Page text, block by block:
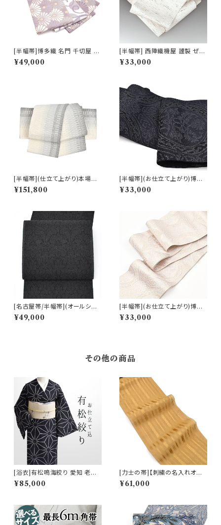
[半幅帯]博多織 名門 千切屋 謹
製 菊繋ぎ文様 リバーシブル 両
面柄 小袋 正絹 日本製(商品番
¥49,000
[半幅帯] 西陣織機屋 謹製 ぜん
まい紬 正絹 日本製(商品番号:1
7046)
¥33,000
[半幅帯](仕立て上がり)本場琉
球南風原 ロートン織 名門 丸正
織物 謹製『marumasa.fab』手
¥151,800
[半幅帯](お仕立て上がり)博多
織 名門 黒木織物 謹製 ダマスク
文様 正絹 麻 日本製(商品番号:
¥33,000
[名古屋帯/半幅帯](オールシー
ズン)西陣織機屋 謹製 墨黒 華
装飾文様 九寸帯 正絹 日本製
¥49,000
[半幅帯](お仕立て上がり)博多
織 名門 黒木織物 謹製 ダマスク
文様 正絹 麻 日本製(商品番号:
¥33,000
その他の商品
[浴衣]有松鳴海絞り 愛知 老舗
熊谷 謹製『滲月』鹿の子絞り 綿
(商品番号:22265)
¥85,000
[力士の帯]【刺繍の名入れオプ
ション有】博多帯(夏用)黒木織物
謹製 紗献上『金茶』五献上柄 紗
¥61,000